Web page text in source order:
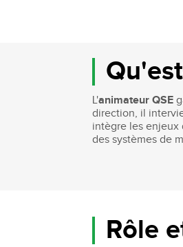
L'animateur QSE
direction, il
intègre les
des systèmes de
Rôle